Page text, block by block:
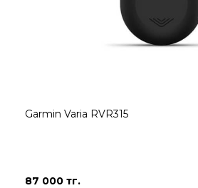
Garmin Varia RVR315
87 000 тг.